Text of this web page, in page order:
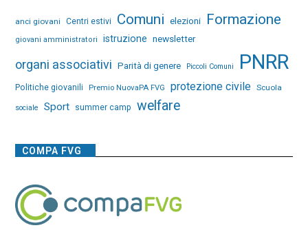
anci giovani Centri estivi Comuni elezioni Formazione
giovani amministratori istruzione newsletter
organi associativi Parità di genere Piccoli Comuni PNRR
Politiche giovanili Premio NuovaPA FVG protezione civile Scuola
sociale Sport summer camp welfare
COMPA FVG